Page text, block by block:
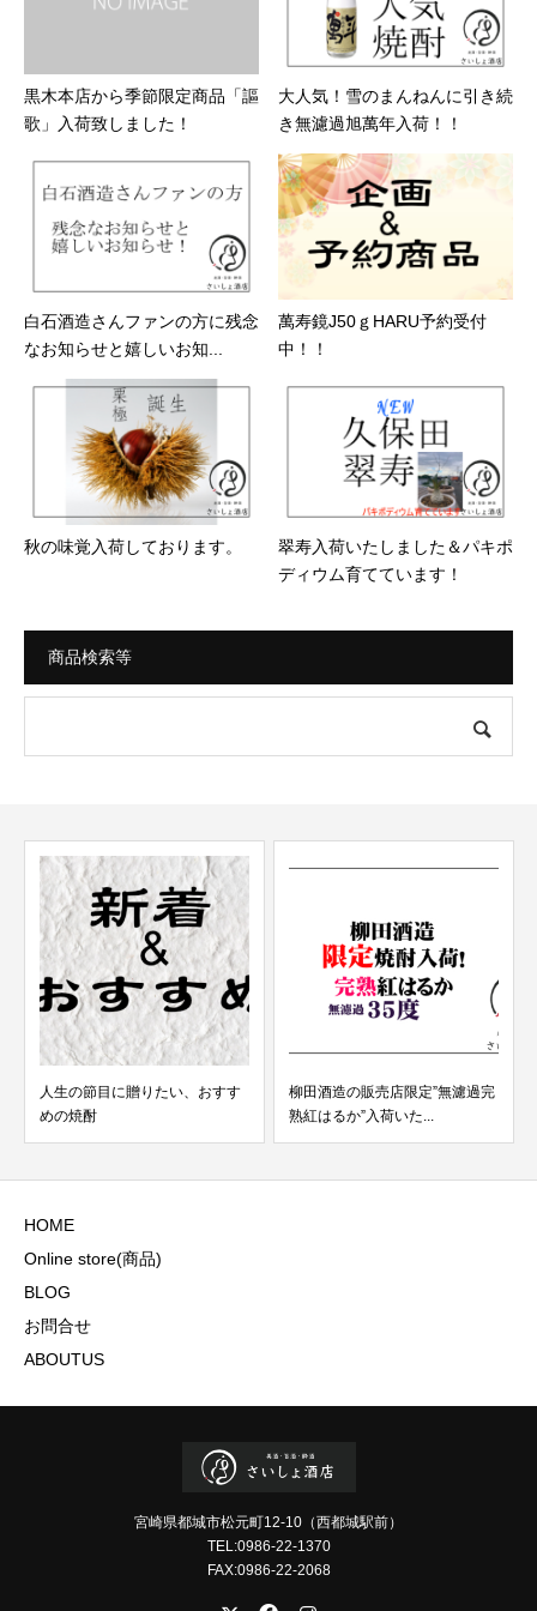
黒木本店から季節限定商品「謳
歌」入荷致しました！
大人気！雪のまんねんに引き続
き無濾過旭萬年入荷！！
白石酒造さんファンの方に残念
なお知らせと嬉しいお知...
萬寿鏡J50ｇHARU予約受付
中！！
秋の味覚入荷しております。
翠寿入荷いたしました＆パキポ
ディウム育てています！
商品検索等
人生の節目に贈りたい、おすす
めの焼酎
柳田酒造の販売店限定”無濾過完
熟紅はるか”入荷いた...
HOME
Online store(商品)
BLOG
お問合せ
ABOUTUS
宮崎県都城市松元町12-10（西都城駅前）
TEL:0986-22-1370
FAX:0986-22-2068